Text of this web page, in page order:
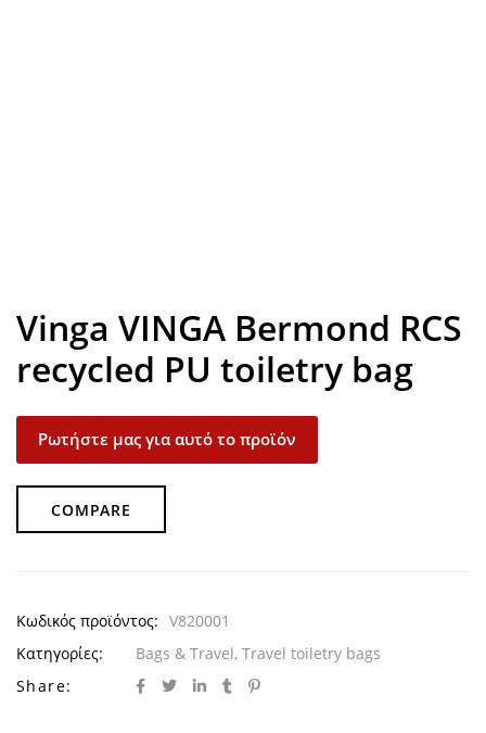
Vinga VINGA Bermond RCS
recycled PU toiletry bag
Ρωτήστε μας για αυτό το προϊόν
COMPARE
Κωδικός προϊόντος: V820001
Κατηγορίες:
Bags & Travel, Travel toiletry bags
Share: